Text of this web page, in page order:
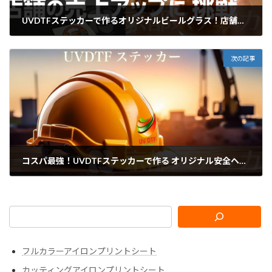
UVDTFステッカーで作るオリジナルビールグラス！店舗の売上アップに挑戦
次の記事
コスパ最強！UVDTFステッカーで作る オリジナル安全ヘルメットの作り方
フルカラーアイロンプリントシート